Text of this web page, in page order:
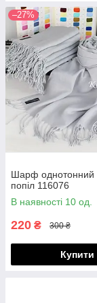
–27%
Шарф однотонний
попіл 116076
В наявності 10 од.
220 ₴ 300 ₴
Купити